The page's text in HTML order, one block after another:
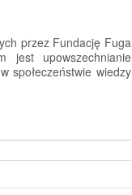
przez Fundację Fuga
jest upowszechnianie
społeczeństwie wiedzy